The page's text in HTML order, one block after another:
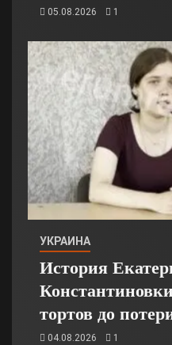
05.08.2026 1
УКРАИНА
История
тортов до
04.08.2026 1